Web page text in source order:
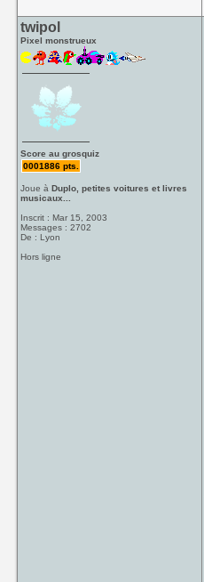
twipol
Pixel monstrueux
Score au grosquiz
0001886 pts.
Joue àDuplo, petites voitures et livres
musicaux...
Inscrit : Mar 15, 2003
Messages : 2702
De : Lyon
Hors ligne